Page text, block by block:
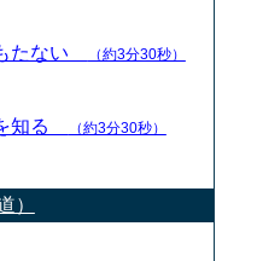
たない （約3分30秒）
知る （約3分30秒）
）